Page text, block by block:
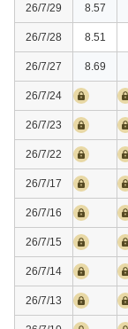
26/7/29 8.57
26/7/28 8.51
26/7/27 8.69
26/7/24
26/7/23
26/7/22
26/7/17
26/7/16
26/7/15
26/7/14
26/7/13